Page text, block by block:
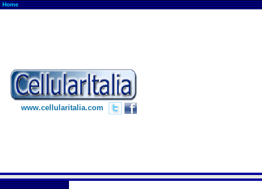
Home
www.cellularitalia.com